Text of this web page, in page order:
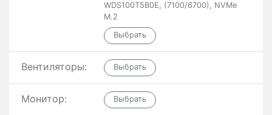
WDS100T5B0E, (7100/6700), NVMe
M.2
Вентиляторы:
Монитор: